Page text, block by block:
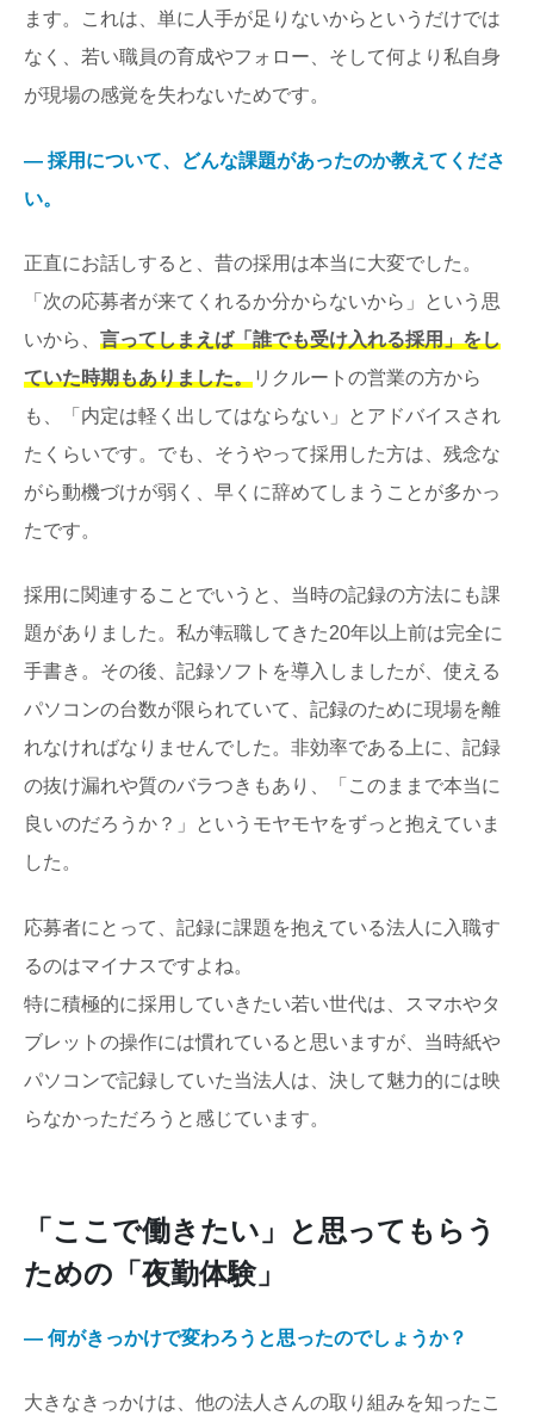
ます。これは、単に人手が足りないからというだけでは
なく、若い職員の育成やフォロー、そして何より私自身
が現場の感覚を失わないためです。
― 採用について、どんな課題があったのか教えてくださ
い。
正直にお話しすると、昔の採用は本当に大変でした。
「次の応募者が来てくれるか分からないから」という思
いから、 言ってしまえば「誰でも受け入れる採用」をし
ていた時期もありました。リクルートの営業の方から
も、「内定は軽く出してはならない」とアドバイスされ
たくらいです。でも、そうやって採用した方は、残念な
がら動機づけが弱く、早くに辞めてしまうことが多かっ
たです。
採用に関連することでいうと、当時の記録の方法にも課
題がありました。私が転職してきた20年以上前は完全に
手書き。その後、記録ソフトを導入しましたが、使える
パソコンの台数が限られていて、記録のために現場を離
れなければなりませんでした。非効率である上に、記録
の抜け漏れや質のバラつきもあり、「このままで本当に
良いのだろうか？」というモヤモヤをずっと抱えていま
した。
応募者にとって、記録に課題を抱えている法人に入職す
るのはマイナスですよね。
特に積極的に採用していきたい若い世代は、スマホやタ
ブレットの操作には慣れていると思いますが、当時紙や
パソコンで記録していた当法人は、決して魅力的には映
らなかっただろうと感じています。
「ここで働きたい」と思ってもらう
ための「夜勤体験」
― 何がきっかけで変わろうと思ったのでしょうか？
大きなきっかけは、他の法人さんの取り組みを知ったこ